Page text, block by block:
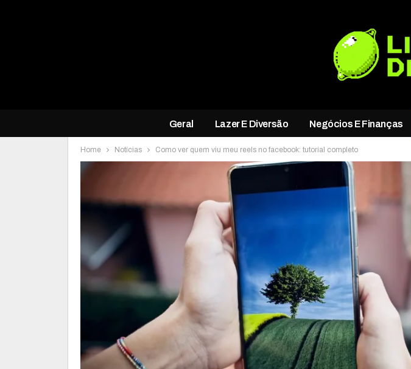
Geral Lazer E Diversão Negócios E Finanças
Home Notícias Como ver quem viu meu reels no facebook: tutorial completo